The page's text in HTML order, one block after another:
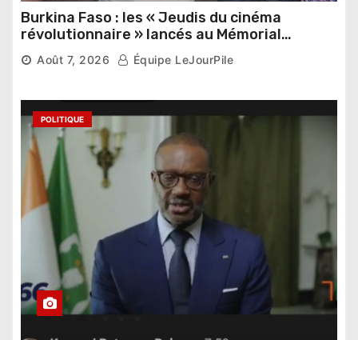
Burkina Faso : les « Jeudis du cinéma
révolutionnaire » lancés au Mémorial
Thomas Sankara
Août 7, 2026 Équipe LeJourPile
POLITIQUE